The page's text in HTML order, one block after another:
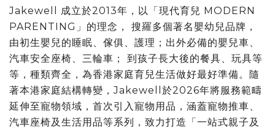
Jakewell 成立於2013年，以「現代育兒 MODERN
PARENTING」的理念， 搜羅多個著名嬰幼兒品牌，
由初生嬰兒的睡眠、傢俱、護理；出外必備的嬰兒車、
汽車安全座椅、三輪車； 到孩子長大後的餐具、玩具等
等，種類齊全，為香港家庭育兒生活做好最好準備。隨
著本港家庭結構轉變，Jakewell於2026年將服務範疇
延伸至寵物領域，首次引入寵物用品，涵蓋寵物推車、
汽車座椅及生活用品等系列，致力打造「一站式親子及